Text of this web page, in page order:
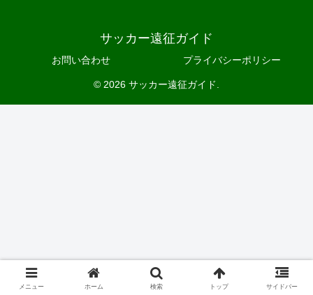
サッカー遠征ガイド
お問い合わせ プライバシーポリシー
© 2026 サッカー遠征ガイド.
メニュー ホーム 検索 トップ サイドバー